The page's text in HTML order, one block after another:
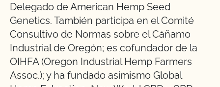
Delegado de American Hemp Seed
Genetics. También participa en el Comité
Consultivo de Normas sobre el Cáñamo
Industrial de Oregón; es cofundador de la
OIHFA (Oregon Industrial Hemp Farmers
Assoc.); y ha fundado asimismo Global